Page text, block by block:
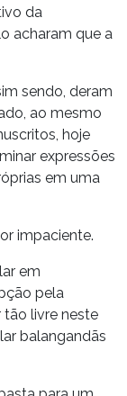
da
acharam que a
sendo, deram
ao mesmo
hoje
expressões
em uma
impaciente.
em
pela
tão livre neste
balangandãs